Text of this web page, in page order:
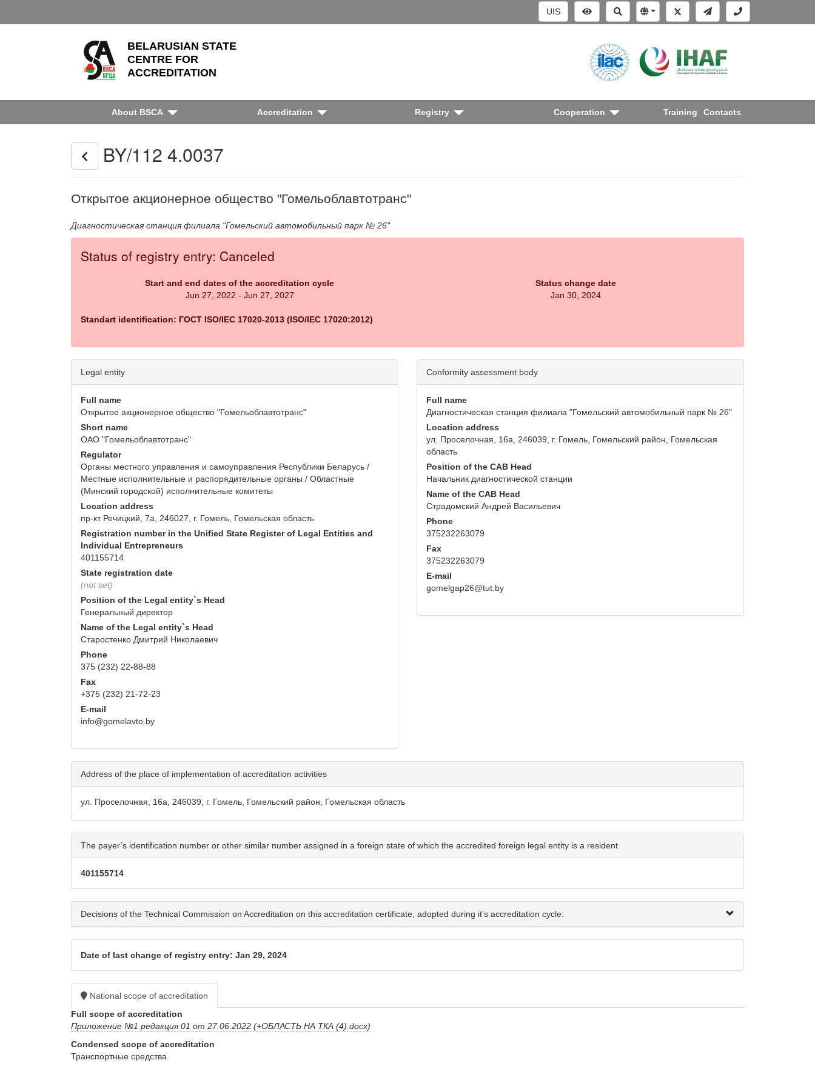
UIS
BELARUSIAN STATE
CENTRE FOR
ACCREDITATION
About BSCA Accreditation Registry Cooperation Training Contacts
BY/112 4.0037
Открытое акционерное общество "Гомельоблавтотранс"
Диагностическая станция филиала "Гомельский автомобильный парк № 26"
Status of registry entry: Canceled
Start and end dates of the accreditation cycle
Jun 27, 2022 - Jun 27, 2027
Status change date
Jan 30, 2024
Standart identification: ГОСТ ISO/IEC 17020-2013 (ISO/IEC 17020:2012)
Legal entity
Full name
Открытое акционерное общество "Гомельоблавтотранс"
Short name
ОАО "Гомельоблавтотранс"
Regulator
Органы местного управления и самоуправления Республики Беларусь /
Местные исполнительные и распорядительные органы / Областные
(Минский городской) исполнительные комитеты
Location address
пр-кт Речицкий, 7а, 246027, г. Гомель, Гомельская область
Registration number in the Unified State Register of Legal Entities and
Individual Entrepreneurs
401155714
State registration date
(not set)
Position of the Legal entity`s Head
Генеральный директор
Name of the Legal entity`s Head
Старостенко Дмитрий Николаевич
Phone
375 (232) 22-88-88
Fax
+375 (232) 21-72-23
E-mail
info@gomelavto.by
Conformity assessment body
Full name
Диагностическая станция филиала "Гомельский автомобильный парк № 26"
Location address
ул. Проселочная, 16а, 246039, г. Гомель, Гомельский район, Гомельская
область
Position of the CAB Head
Начальник диагностической станции
Name of the CAB Head
Страдомский Андрей Васильевич
Phone
375232263079
Fax
375232263079
E-mail
gomelgap26@tut.by
Address of the place of implementation of accreditation activities
ул. Проселочная, 16а, 246039, г. Гомель, Гомельский район, Гомельская область
The payer’s identification number or other similar number assigned in a foreign state of which the accredited foreign legal entity is a resident
401155714
Decisions of the Technical Commission on Accreditation on this accreditation certificate, adopted during it’s accreditation cycle:
Date of last change of registry entry: Jan 29, 2024
National scope of accreditation
Full scope of accreditation
Приложение №1 редакция 01 от 27.06.2022 (+ОБЛАСТЬ НА ТКА (4).docx)
Condensed scope of accreditation
Транспортные средства